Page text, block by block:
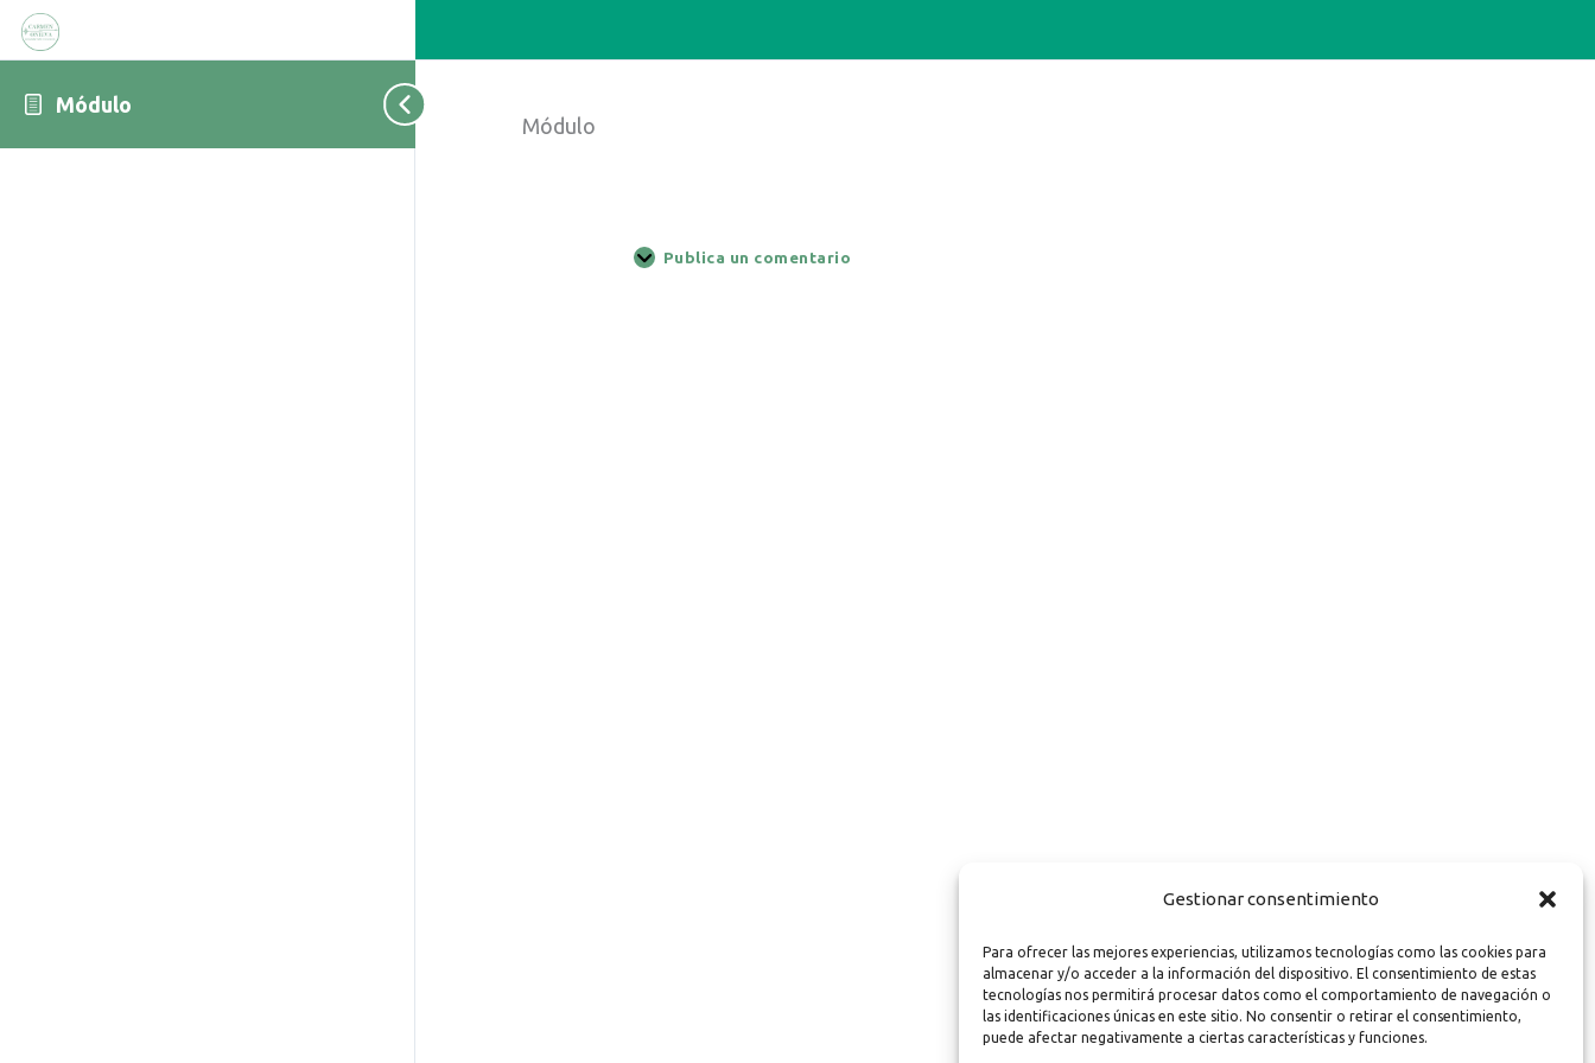
Gestionar consentimiento
Para ofrecer las mejores experiencias, utilizamos tecnologías como las cookies para
almacenar y/o acceder a la información del dispositivo. El consentimiento de estas
tecnologías nos permitirá procesar datos como el comportamiento de navegación o
las identificaciones únicas en este sitio. No consentir o retirar el consentimiento,
puede afectar negativamente a ciertas características y funciones.
Módulo
Módulo
Publica un comentario